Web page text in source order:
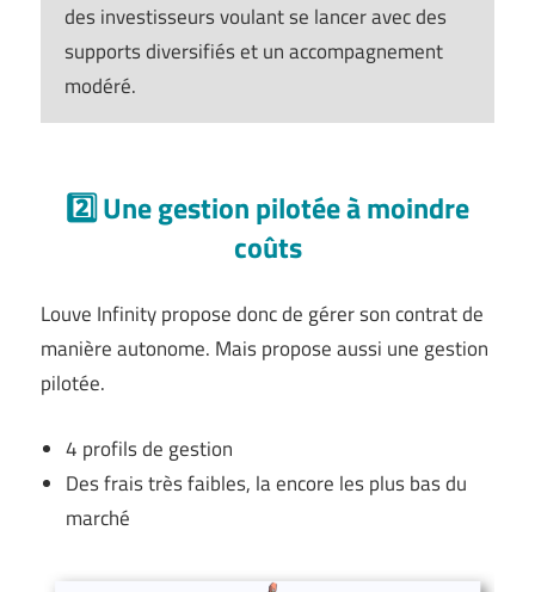
des investisseurs voulant se lancer avec des
supports diversifiés et un accompagnement
modéré.
2️⃣ Une gestion pilotée à moindre
coûts
Louve Infinity propose donc de gérer son contrat de
manière autonome. Mais propose aussi une gestion
pilotée.
4 profils de gestion
Des frais très faibles, la encore les plus bas du
marché